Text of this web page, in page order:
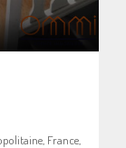
France,